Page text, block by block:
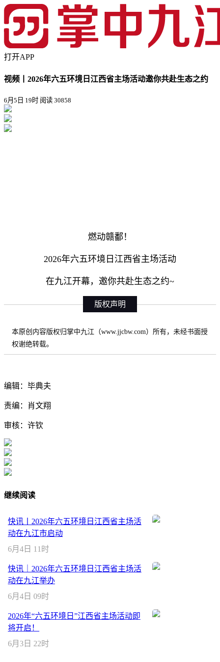
打开APP
视频丨2026年六五环境日江西省主场活动邀你共赴生态之约
6月5日 19时 阅读 30858
燃动赣鄱！
2026年六五环境日江西省主场活动
在九江开幕，邀你共赴生态之约~
版权声明
本原创内容版权归掌中九江（www.jjcbw.com）所有，未经书面授
权谢绝转载。
编辑：毕典夫
责编：肖文翔
审核：许钦
继续阅读
快讯丨2026年六五环境日江西省主场活
动在九江市启动
6月4日 11时
快讯｜2026年六五环境日江西省主场活
动在九江举办
6月4日 09时
2026年“六五环境日”江西省主场活动即
将开启！
6月3日 22时